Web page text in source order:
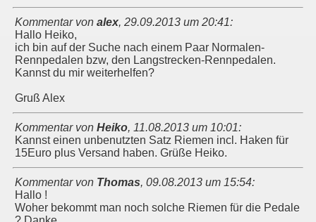
Kommentar von alex, 29.09.2013 um 20:41:
Hallo Heiko,
ich bin auf der Suche nach einem Paar Normalen-
Rennpedalen bzw, den Langstrecken-Rennpedalen.
Kannst du mir weiterhelfen?
Gruß Alex
Kommentar von Heiko, 11.08.2013 um 10:01:
Kannst einen unbenutzten Satz Riemen incl. Haken für
15Euro plus Versand haben. Grüße Heiko.
Kommentar von Thomas, 09.08.2013 um 15:54:
Hallo !
Woher bekommt man noch solche Riemen für die Pedale